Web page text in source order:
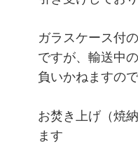
ガラスケース付
ですが、輸送中
負いかねますの
お焚き上げ（焼
ます